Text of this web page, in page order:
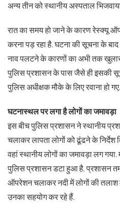
अन्य तीन को स्थानीय अस्पताल
रात का समय हो जाने के कारण रेस्क्यू
करना पड़ रहा है. घटना की सूचना के
नाव पलटने के कारणों का अभी तक
पुलिस प्रशासन के पास जैसे ही इसकी
पुलिस अधीक्षक मौके के लिए रवाना हो गए.
घटनास्थल पर लगा है लोगों का जमावड़ा
इस बीच पुलिस प्रशासन ने स्थानीय
चलाकर लापता लोगों को ढूंढने के निर्देश
वहां स्थानीय लोगों का जमावड़ा लग
पुलिस प्रशासन डटा हुआ है. प्रशासन
ऑपरेशन चलाकर नदी में लोगों की तलाश
उनका सहयोग कर रहे हैं.